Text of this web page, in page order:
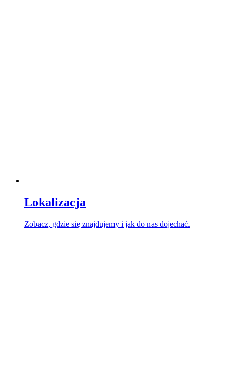
Lokalizacja
Zobacz, gdzie się znajdujemy i jak do nas dojechać.